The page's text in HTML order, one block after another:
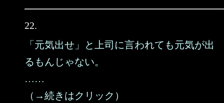
22.
「元気出せ」と上司に言われても元気が出
るもんじゃない。
……
（→続きはクリック）